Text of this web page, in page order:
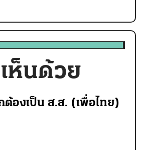
ห็นด้วย
ต้องเป็น ส.ส. (เพื่อไทย)